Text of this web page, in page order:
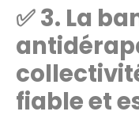
✅ 3. La
fiable et